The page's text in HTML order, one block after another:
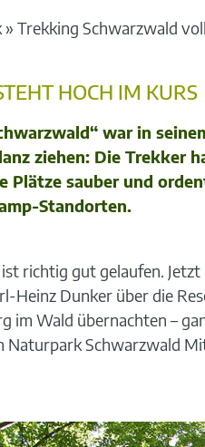
» Trekking Schwarzwald
HOCH IM KURS
war in
ziehen: Die Trekker
Plätze sauber und
Standorten.
ist richtig gut gelaufen.
Heinz Dunker über die
Wald übernachten –
Naturpark Schwarzwald